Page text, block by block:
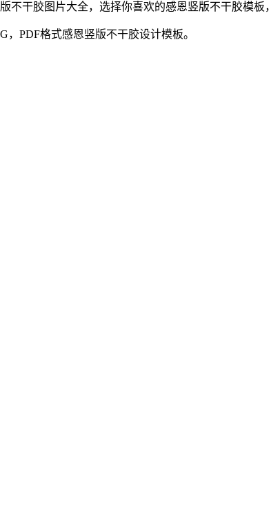
不干胶图片大全，选择你喜欢的感恩竖版不干胶模板，
，PDF格式感恩竖版不干胶设计模板。